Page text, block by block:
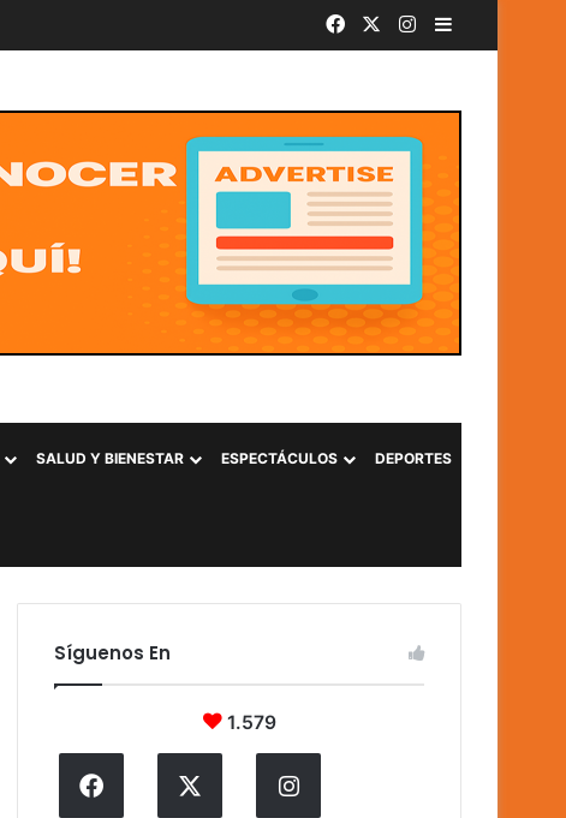
Facebook Instagram
SALUD Y BIENESTAR ESPECTÁCULOS DEPORTES
Síguenos En
1.579